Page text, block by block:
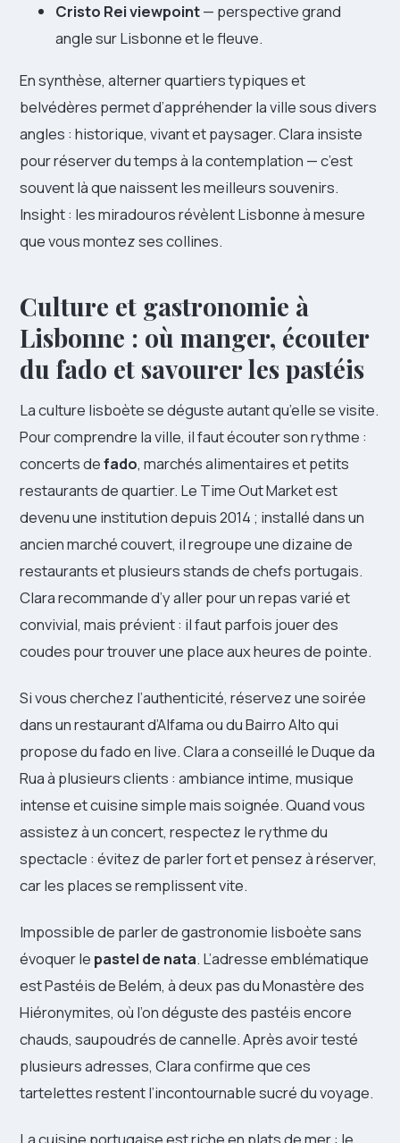
Cristo Rei viewpoint— perspective grand
angle sur Lisbonne et le fleuve.
En synthèse, alterner quartiers typiques et
belvédères permet d’appréhender la ville sous divers
angles : historique, vivant et paysager. Clara insiste
pour réserver du temps à la contemplation — c’est
souvent là que naissent les meilleurs souvenirs.
Insight : les miradouros révèlent Lisbonne à mesure
que vous montez ses collines.
Culture et gastronomie à
Lisbonne : où manger, écouter
du fado et savourer les pastéis
La culture lisboète se déguste autant qu’elle se visite.
Pour comprendre la ville, il faut écouter son rythme :
concerts defado, marchés alimentaires et petits
restaurants de quartier. Le Time Out Market est
devenu une institution depuis 2014 ; installé dans un
ancien marché couvert, il regroupe une dizaine de
restaurants et plusieurs stands de chefs portugais.
Clara recommande d’y aller pour un repas varié et
convivial, mais prévient : il faut parfois jouer des
coudes pour trouver une place aux heures de pointe.
Si vous cherchez l’authenticité, réservez une soirée
dans un restaurant d’Alfama ou du Bairro Alto qui
propose du fado en live. Clara a conseillé le Duque da
Rua à plusieurs clients : ambiance intime, musique
intense et cuisine simple mais soignée. Quand vous
assistez à un concert, respectez le rythme du
spectacle : évitez de parler fort et pensez à réserver,
car les places se remplissent vite.
Impossible de parler de gastronomie lisboète sans
évoquer le pastel de nata. L’adresse emblématique
est Pastéis de Belém, à deux pas du Monastère des
Hiéronymites, où l’on déguste des pastéis encore
chauds, saupoudrés de cannelle. Après avoir testé
plusieurs adresses, Clara confirme que ces
tartelettes restent l’incontournable sucré du voyage.
La cuisine portugaise est riche en plats de mer : le